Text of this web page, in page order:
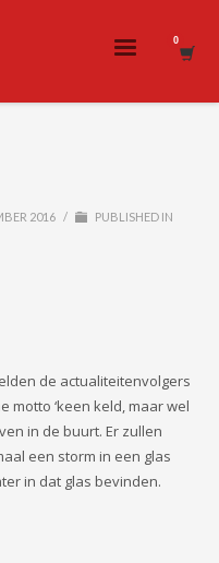
2016 /
PUBLISHED IN
de actualiteitenvolgers
motto ‘keen keld, maar wel
in de buurt. Er zullen
een storm in een glas
in dat glas bevinden.